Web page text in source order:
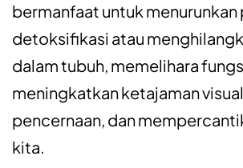
bermanfaat untuk menurunkan
detoksifikasi atau
dalam tubuh, memelihara
meningkatkan ketajaman
pencernaan, dan
kita.